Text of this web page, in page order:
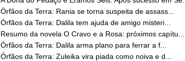
Órfãos da Terra: Rania se torna suspeita de assass...
Órfãos da Terra: Dalila tem ajuda de amigo misteri...
Resumo da novela O Cravo e a Rosa: próximos capítu...
Órfãos da Terra: Dalila arma plano para ferrar a f...
Órfãos da Terra: Zuleika vira piada como noiva e d...